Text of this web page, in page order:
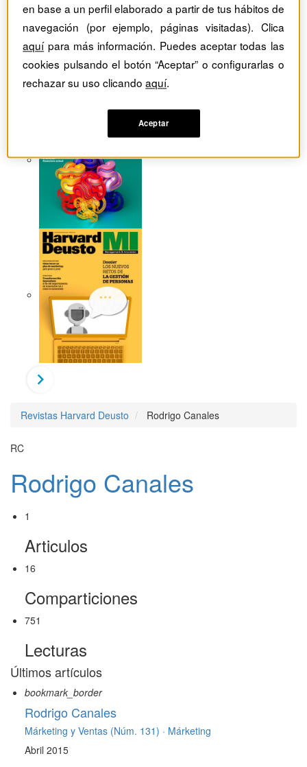
Monográficos
Dossieres
Revistas del mes
Revistas Harvard Deusto Rodrigo Canales
RC
Rodrigo Canales
1
Articulos
16
Comparticiones
751
Lecturas
Últimos artículos
bookmark_border
Rodrigo Canales
Márketing y Ventas (Núm. 131) · Márketing
Abril 2015
en base a un perfil elaborado a partir de tus hábitos de
navegación (por ejemplo, páginas visitadas). Clica
aquípara más información. Puedes aceptar todas las
cookies pulsando el botón “Aceptar” o configurarlas o
rechazar su uso clicandoaquí.
Aceptar